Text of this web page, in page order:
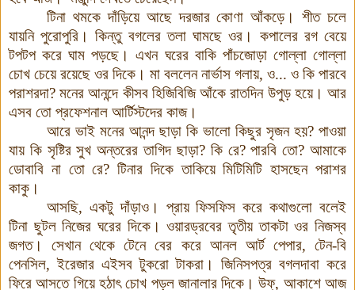
টিনা থমকে দাঁড়িয়ে আছে দরজার কোণা আঁকড়ে। শীত চলে
যায়নি পুরোপুরি। কিন্তু বগলের তলা ঘামছে ওর। কপালের রগ বেয়ে
টপটপ করে ঘাম পড়ছে। এখন ঘরের বাকি পাঁচজোড়া গোল্লা গোল্লা
চোখ চেয়ে রয়েছে ওর দিকে। মা বললেন নার্ভাস গলায়, ও... ও কি পারবে
পরাশরদা? মনের আনন্দে কীসব হিজিবিজি আঁকে রাতদিন উপুড় হয়ে। আর
এসব তো প্রফেশনাল আর্টিস্টদের কাজ।
আরে ভাই মনের আনন্দ ছাড়া কি ভালো কিছুর সৃজন হয়? পাওয়া
যায়কিসৃষ্টির সুখ অন্তরের তাগিদ ছাড়া? কি রে? পারবি তো? আমাকে
ডোবাবি না তো রে? টিনার দিকে তাকিয়ে মিটিমিটি হাসছেন পরাশর
কাকু।
আসছি, একটু দাঁড়াও। প্রায় ফিসফিস করে কথাগুলো বলেই
টিনা ছুটল নিজের ঘরের দিকে। ওয়ারড্রবের তৃতীয় তাকটা ওর নিজস্ব
জগত। সেখান থেকে টেনে বের করে আনল আর্ট পেপার, টেন-বি
পেনসিল, ইরেজার এইসব টুকরো টাকরা। জিনিসপত্র বগলদাবা করে
ফিরে আসতে গিয়ে হঠাৎ চোখ পড়ল জানালার দিকে। উফ্‌, আকাশে আজ